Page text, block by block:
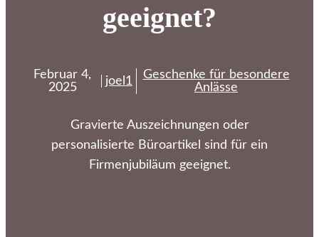
geeignet?
Februar 4,
2025
joel1
Geschenke für besondere
Anlässe
Gravierte Auszeichnungen oder
personalisierte Büroartikel sind für ein
Firmenjubiläum geeignet.